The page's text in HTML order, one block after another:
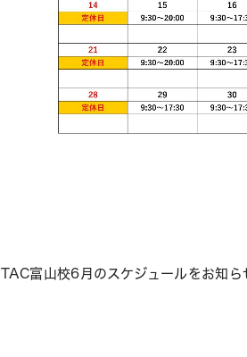
TAC富山校6月のスケジュールをお知ら